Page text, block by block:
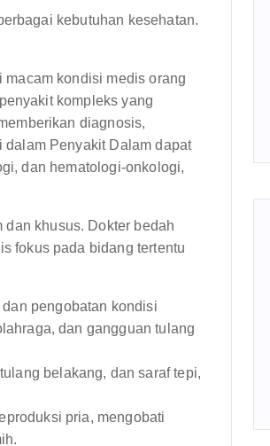
kebutuhan kesehatan.
kondisi medis orang
kompleks yang
diagnosis,
Penyakit Dalam dapat
dan hematologi-onkologi,
dan khusus. Dokter bedah
fokus pada bidang tertentu
pengobatan kondisi
dan gangguan tulang
belakang, dan saraf tepi,
pria, mengobati